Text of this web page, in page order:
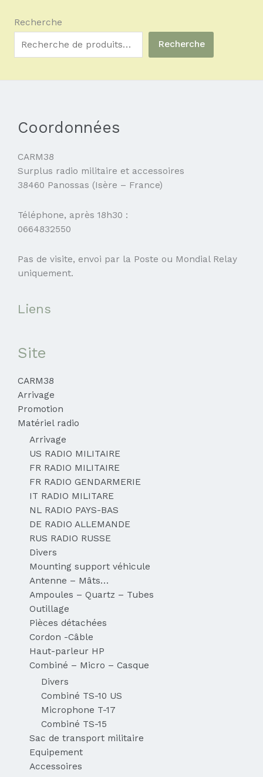
Recherche
Recherche
Coordonnées
CARM38
Surplus radio militaire et accessoires
38460 Panossas (Isère – France)
Téléphone, après 18h30 :
0664832550
Pas de visite, envoi par la Poste ou Mondial Relay
uniquement.
Liens
Site
CARM38
Arrivage
Promotion
Matériel radio
Arrivage
US RADIO MILITAIRE
FR RADIO MILITAIRE
FR RADIO GENDARMERIE
IT RADIO MILITARE
NL RADIO PAYS-BAS
DE RADIO ALLEMANDE
RUS RADIO RUSSE
Divers
Mounting support véhicule
Antenne – Mâts…
Ampoules – Quartz – Tubes
Outillage
Pièces détachées
Cordon -Câble
Haut-parleur HP
Combiné – Micro – Casque
Divers
Combiné TS-10 US
Microphone T-17
Combiné TS-15
Sac de transport militaire
Equipement
Accessoires